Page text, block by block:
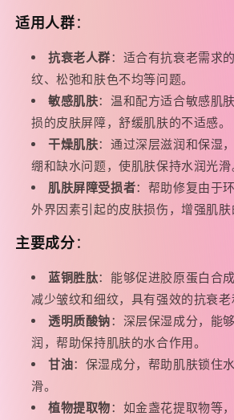
适用人群：
抗衰老人群：适合有抗衰老需求
纹、松弛和肤色不均等问题。
敏感肌肤：温和配方适合敏感肌
损的皮肤屏障，舒缓肌肤的不适感。
干燥肌肤：通过深层滋润和保湿
绷和缺水问题，使肌肤保持水润光滑
肌肤屏障受损者：帮助修复由于
外界因素引起的皮肤损伤，增强肌肤
主要成分：
蓝铜胜肽：能够促进胶原蛋白合
减少皱纹和细纹，具有强效的抗衰老
透明质酸钠：深层保湿成分，能
润，帮助保持肌肤的水合作用。
甘油：保湿成分，帮助肌肤锁住
滑。
植物提取物：如金盏花提取物等